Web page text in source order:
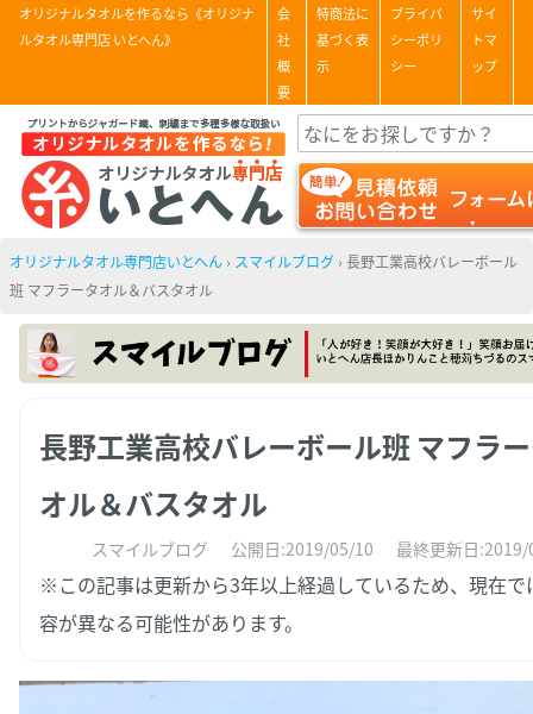
オリジナルタオルを作るなら《オリジナ
ルタオル専門店 いとへん》
会
社
概
要
特商法に
基づく表
示
プライバ
シーポリ
シー
サイ
トマ
ップ
オリジナルタオル専門店いとへん › スマイルブログ › 長野工業高校バレーボール
班 マフラータオル＆バスタオル
長野工業高校バレーボール班 マフラ
オル＆バスタオル
スマイルブログ 公開日:2019/05/10 最終更新日
※この記事は更新から3年以上経過しているため、現在で
容が異なる可能性があります。